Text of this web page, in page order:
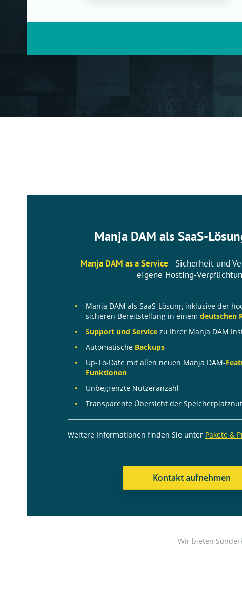
Manja DAM als SaaS-
Manja DAM as a Service - Sicherheit und
eigene Hosting-
Manja DAM als SaaS-Lösung inklusive der
sicheren Bereitstellung in einem deutschen
Support und Service zu Ihrer Manja DAM
Automatische Backups
Up-To-Date mit allen neuen Manja DAM-
Funktionen
Unbegrenzte Nutzeranzahl
Transparente Übersicht der
Weitere Informationen finden Sie unter Pakete &
Kontakt aufnehmen
Wir bieten